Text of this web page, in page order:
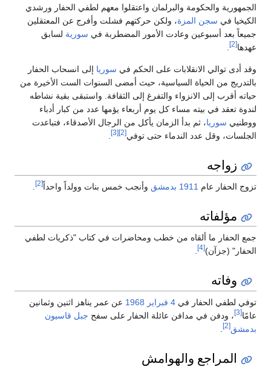
الجمهورية والحكومة والبرلمان واعتقلوا معهم لطفي الحفار ورشدي
الكيخيا في سجن المزة، ولكن حركتهم فشلت وأفرج عن المعتقلين
جميعاً بعد أسبوعين وعادت الأمور المضطربة في سورية لسابق
عهدها[2]
وقد أدى توالي الانقلابات على الحكم في سوريا إلى انسحاب الحفار
بالتدريج من الحياة السياسية، حيث أمضى السنوات الست الأخيرة من
حياته أقرب إلى الانزواء والتفرغ إلى الثقافة. واستبقى بقية نشاطه
لندوة تعقد في بيته مساء كل يوم أربعاء يؤمها عدد من كبار أدباء
ووطنيي سوريا، ثم بدأ الزمان يأكل من الرجال الأصدقاء، فتباعدت
الجلسات، وقل عدد الندماء حتى توفي[2]
[3]
زواجه
تزوج الحفار عام 1911 بدمشق وأنجب خمس بنات وولداً واحداً[2]
مؤلفاته
جمع الحفار ما ألقاه من خطب ومحاضرات في كتاب "ذكريات لطفي
الحفار" (جزآن)[4]
.
وفاته
توفي لطفي الحفار في 4 فبراير 1968 عن عمر يناهز اثنين وثمانين
عامًا[3] ، ودفن في مدافن عائلة الحفار على سفح جبل قاسيون
بدمشق[2]
المراجع والهوامش